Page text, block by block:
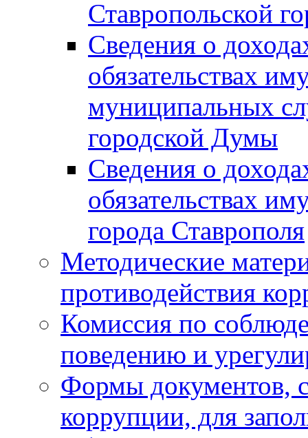
Ставропольской
Сведения о
обязательствах
муниципальных
городской Думы
Сведения о
обязательствах
города Ставрополя
Методические
противодействия
Комиссия по
поведению и
Формы документов,
коррупции, для